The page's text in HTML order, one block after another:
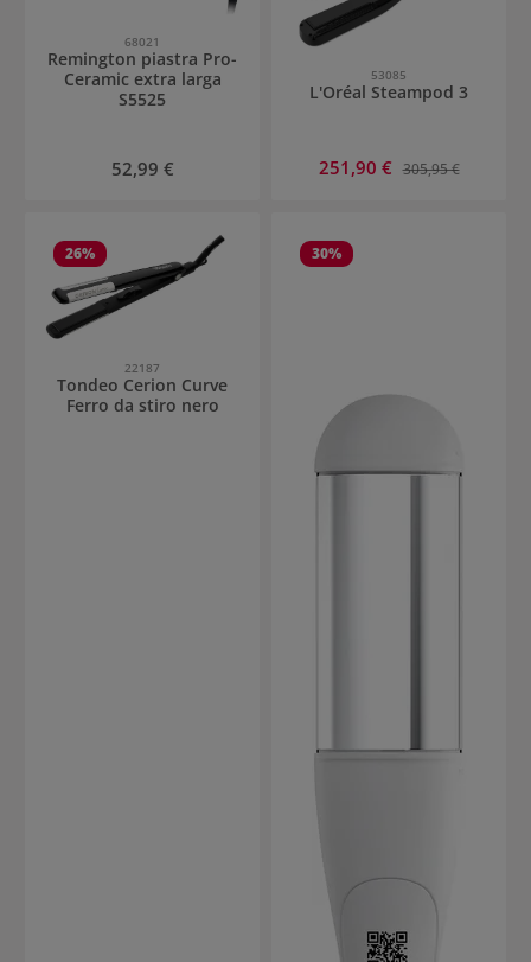
68021
Remington piastra Pro-
Ceramic extra larga
S5525
Prezzo normale:
52,99 €
53085
L'Oréal Steampod 3
Prezzo di vendita:
251,90 € Prezzo normale:
305,95 €
26%
22187
Tondeo Cerion Curve
Ferro da stiro nero
30%